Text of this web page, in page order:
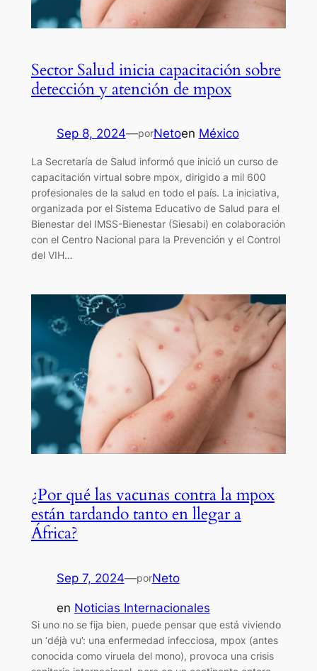
Sector Salud inicia capacitación sobre
detección y atención de mpox
Sep 8, 2024—porNetoen México
La Secretaría de Salud informó que inició un curso de
capacitación virtual sobre mpox, dirigido a mil 600
profesionales de la salud en todo el país. La iniciativa,
organizada por el Sistema Educativo de Salud para el
Bienestar del IMSS-Bienestar (Siesabi) en colaboración
con el Centro Nacional para la Prevención y el Control
del VIH…
¿Por qué las vacunas contra la mpox
están tardando tanto en llegar a
África?
Sep 7, 2024—porNeto
en Noticias Internacionales
Si uno no se fija bien, puede pensar que está viviendo
un ‘déjà vu’: una enfermedad infecciosa, mpox (antes
conocida como viruela del mono), provoca una crisis